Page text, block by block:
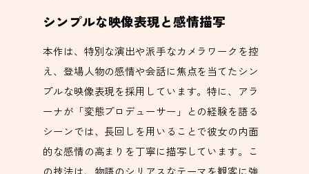
シンプルな映像表現と感情描写
本作は、特別な演出や派手なカメラワークを控
え、登場人物の感情や会話に焦点を当てたシン
プルな映像表現を採用しています。特に、アラ
ーナが「変態プロデューサー」との経験を語る
シーンでは、長回しを用いることで彼女の内面
的な感情の高まりを丁寧に描写しています。こ
の技法は、物語のシリアスなテーマを観客に強